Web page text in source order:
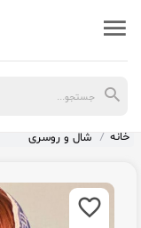
خانه شال و روسری